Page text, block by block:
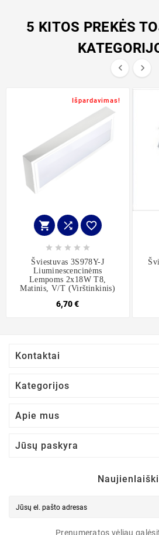
5 KITOS PREKĖS
 
Išpardavimas!
  
    
Šviestuvas 3S978Y-J
Liuminescencinėms
Lempoms 2x18W T8,
Matinis, V/t (virštinkinis)
6,70 €
Kontaktai
Kategorijos
Apie mus
Jūsų paskyra
Prenumeratos vėliau